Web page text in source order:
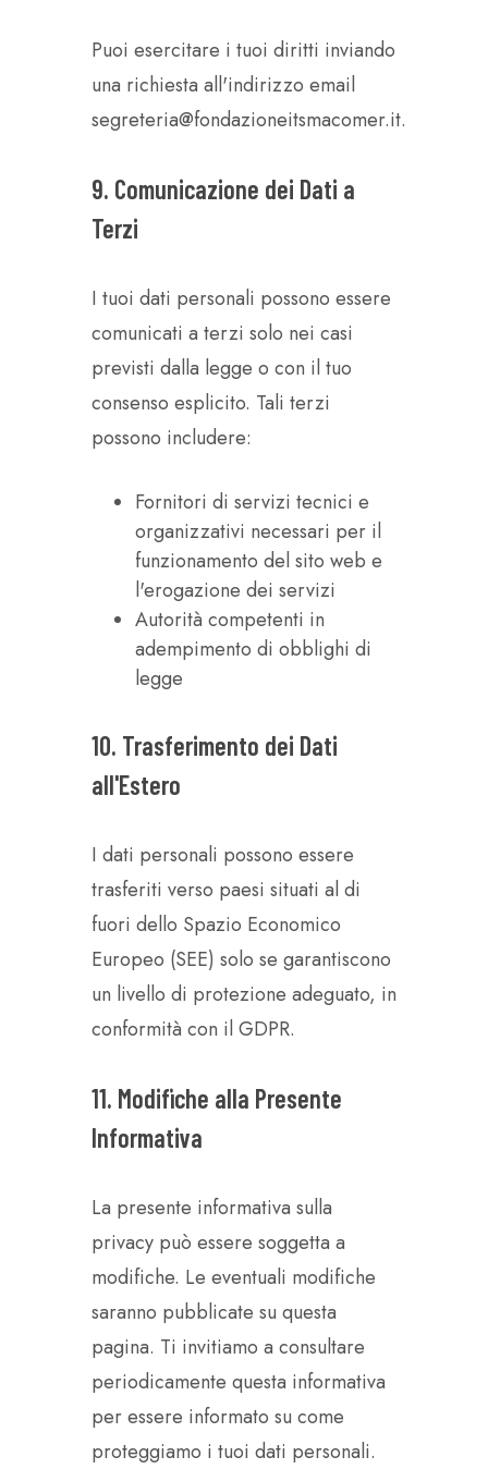
Puoi esercitare i tuoi diritti inviando
una richiesta all'indirizzo email
segreteria@fondazioneitsmacomer.it.
9. Comunicazione dei Dati a
Terzi
I tuoi dati personali possono essere
comunicati a terzi solo nei casi
previsti dalla legge o con il tuo
consenso esplicito. Tali terzi
possono includere:
Fornitori di servizi tecnici e
organizzativi necessari per il
funzionamento del sito web e
l'erogazione dei servizi
Autorità competenti in
adempimento di obblighi di
legge
10. Trasferimento dei Dati
all'Estero
I dati personali possono essere
trasferiti verso paesi situati al di
fuori dello Spazio Economico
Europeo (SEE) solo se garantiscono
un livello di protezione adeguato, in
conformità con il GDPR.
11. Modifiche alla Presente
Informativa
La presente informativa sulla
privacy può essere soggetta a
modifiche. Le eventuali modifiche
saranno pubblicate su questa
pagina. Ti invitiamo a consultare
periodicamente questa informativa
per essere informato su come
proteggiamo i tuoi dati personali.